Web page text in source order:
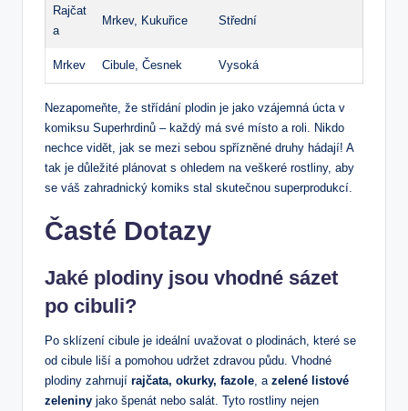
Rajčat
a
Mrkev, Kukuřice Střední
Mrkev Cibule, Česnek Vysoká
Nezapomeňte, že střídání plodin je jako vzájemná úcta v
komiksu Superhrdinů – každý má své místo a roli. Nikdo
nechce vidět, jak se mezi sebou spřízněné druhy hádají! A
tak je důležité plánovat s ohledem na veškeré rostliny, aby
se váš zahradnický komiks stal skutečnou superprodukcí.
Časté Dotazy
Jaké plodiny jsou vhodné sázet
po cibuli?
Po sklízení cibule je ideální uvažovat o plodinách, které se
od cibule liší a pomohou udržet zdravou půdu. Vhodné
plodiny zahrnují rajčata, okurky, fazole , a zelené listové
zeleniny jako špenát nebo salát. Tyto rostliny nejen